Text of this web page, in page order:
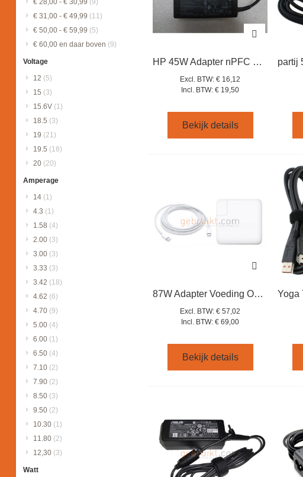
HP 45W Adapter nPFC USB-PD 3PIN 935444-002 934739-850
Excl. BTW: € 16,12
Incl. BTW: € 19,50
Bekijk details
87W Adapter Voeding Oplader + USB Kabel for Apple A1719
Excl. BTW: € 57,02
Incl. BTW: € 69,00
Bekijk details
€ 28,00- € 30,99 (9)
€ 31,00- € 49,99 (11)
€ 50,00- € 59,99 (5)
€ 60,00en daar boven (9)
Voltage
12 (5)
15 (3)
15.6V (1)
18.5 (3)
19 (21)
19.5 (18)
20 (20)
Amperage
14 (1)
4.3 (1)
1.58 (4)
2.00 (3)
3.00 (3)
3.33 (3)
3.42 (18)
4.62 (6)
4.70 (9)
5.00 (4)
6.00 (1)
6.50 (4)
7.10 (2)
7.90 (2)
8.50 (3)
9.50 (2)
10.30 (1)
11.80 (2)
12,30 (3)
Watt